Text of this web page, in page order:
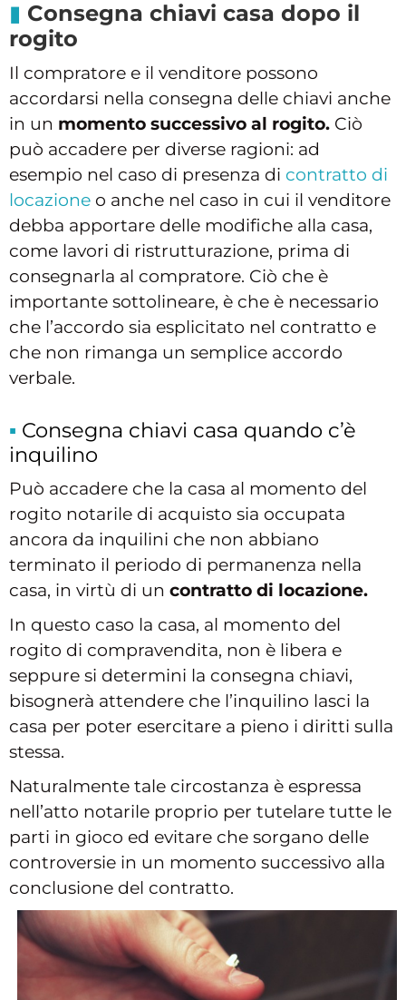
Consegna chiavi casa dopo il
rogito
Il compratore e il venditore possono
accordarsi nella consegna delle chiavi anche
in un momento successivo al rogito. Ciò
può accadere per diverse ragioni: ad
esempio nel caso di presenza di contratto di
locazione o anche nel caso in cui il venditore
debba apportare delle modifiche alla casa,
come lavori di ristrutturazione, prima di
consegnarla al compratore. Ciò che è
importante sottolineare, è che è necessario
che l’accordo sia esplicitato nel contratto e
che non rimanga un semplice accordo
verbale.
Consegna chiavi casa quando c’è
inquilino
Può accadere che la casa al momento del
rogito notarile di acquisto sia occupata
ancora da inquilini che non abbiano
terminato il periodo di permanenza nella
casa, in virtù di un contratto di locazione.
In questo caso la casa, al momento del
rogito di compravendita, non è libera e
seppure si determini la consegna chiavi,
bisognerà attendere che l’inquilino lasci la
casa per poter esercitare a pieno i diritti sulla
stessa.
Naturalmente tale circostanza è espressa
nell’atto notarile proprio per tutelare tutte le
parti in gioco ed evitare che sorgano delle
controversie in un momento successivo alla
conclusione del contratto.